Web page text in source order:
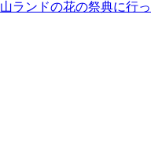
ランドの花の祭典に行っ